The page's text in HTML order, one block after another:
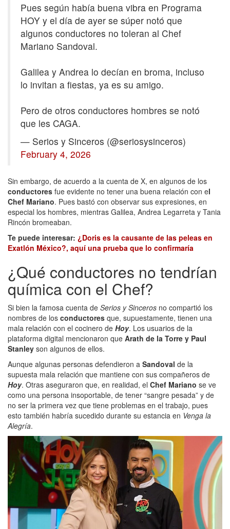
Pues según había buena vibra en Programa
HOY y el día de ayer se súper notó que
algunos conductores no toleran al Chef
Mariano Sandoval.
Galilea y Andrea lo decían en broma, incluso
lo invitan a fiestas, ya es su amigo.
Pero de otros conductores hombres se notó
que les CAGA.
— Serios y Sinceros (@seriosysinceros)
February 4, 2026
Sin embargo, de acuerdo a la cuenta de X, en algunos de los
conductores fue evidente no tener una buena relación con el
Chef Mariano. Pues bastó con observar sus expresiones, en
especial los hombres, mientras Galilea, Andrea Legarreta y Tania
Rincón bromeaban.
Te puede interesar: ¿Doris es la causante de las peleas en
Exatlón México?, aquí una prueba que lo confirmaría
¿Qué conductores no tendrían
química con el Chef?
Si bien la famosa cuenta de Serios y Sinceros no compartió los
nombres de los conductores que, supuestamente, tienen una
mala relación con el cocinero de Hoy. Los usuarios de la
plataforma digital mencionaron que Arath de la Torre y Paul
Stanley son algunos de ellos.
Aunque algunas personas defendieron a Sandoval de la
supuesta mala relación que mantiene con sus compañeros de
Hoy. Otras aseguraron que, en realidad, el Chef Mariano se ve
como una persona insoportable, de tener “sangre pesada” y de
no ser la primera vez que tiene problemas en el trabajo, pues
esto también habría sucedido durante su estancia en Venga la
Alegría.